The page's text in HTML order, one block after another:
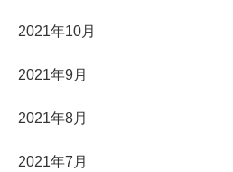
2021年10月
2021年9月
2021年8月
2021年7月